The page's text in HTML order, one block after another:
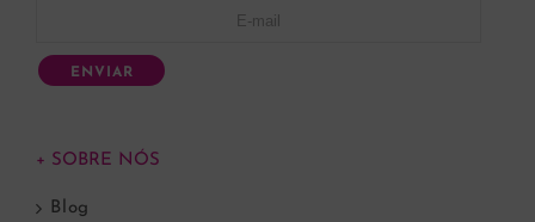
ENVIAR
+ SOBRE NÓS
Blog